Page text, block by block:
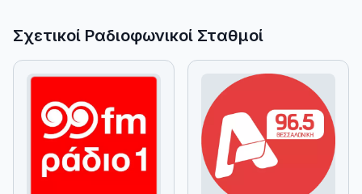
Σχετικοί Ραδιοφωνικοί Σταθμοί